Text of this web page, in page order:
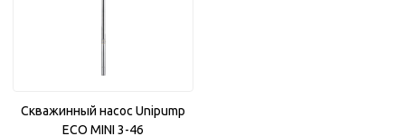
Скважинный насос Unipump
ECO MINI 3-46